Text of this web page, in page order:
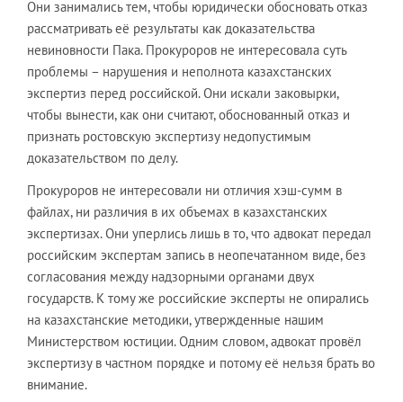
Они занимались тем, чтобы юридически обосновать отказ
рассматривать её результаты как доказательства
невиновности Пака. Прокуроров не интересовала суть
проблемы – нарушения и неполнота казахстанских
экспертиз перед российской. Они искали заковырки,
чтобы вынести, как они считают, обоснованный отказ и
признать ростовскую экспертизу недопустимым
доказательством по делу.
Прокуроров не интересовали ни отличия хэш-сумм в
файлах, ни различия в их объемах в казахстанских
экспертизах. Они уперлись лишь в то, что адвокат передал
российским экспертам запись в неопечатанном виде, без
согласования между надзорными органами двух
государств. К тому же российские эксперты не опирались
на казахстанские методики, утвержденные нашим
Министерством юстиции. Одним словом, адвокат провёл
экспертизу в частном порядке и потому её нельзя брать во
внимание.